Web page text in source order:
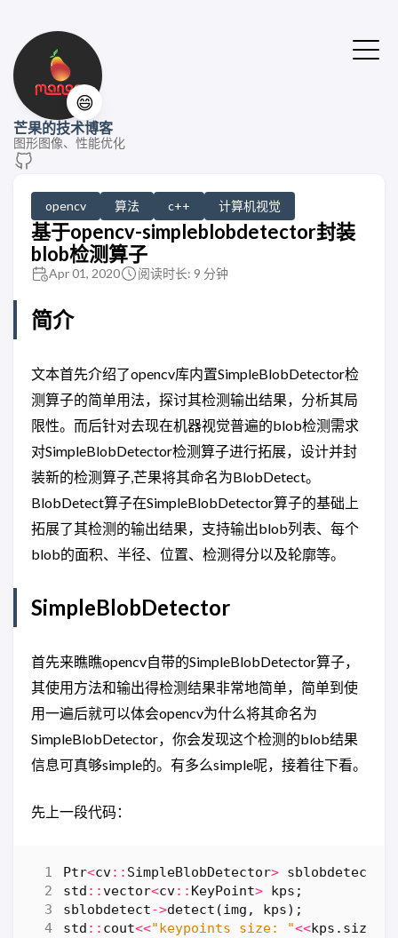
😄
芒果的技术博客
图形图像、性能优化
opencv 算法 c++ 计算机视觉
基于opencv-simpleblobdetector封装
blob检测算子
Apr 01, 2020 阅读时长: 9 分钟
简介
文本首先介绍了opencv库内置SimpleBlobDetector检
测算子的简单用法，探讨其检测输出结果，分析其局
限性。而后针对去现在机器视觉普遍的blob检测需求
对SimpleBlobDetector检测算子进行拓展，设计并封
装新的检测算子,芒果将其命名为BlobDetect。
BlobDetect算子在SimpleBlobDetector算子的基础上
拓展了其检测的输出结果，支持输出blob列表、每个
blob的面积、半径、位置、检测得分以及轮廓等。
SimpleBlobDetector
首先来瞧瞧opencv自带的SimpleBlobDetector算子，
其使用方法和输出得检测结果非常地简单，简单到使
用一遍后就可以体会opencv为什么将其命名为
SimpleBlobDetector，你会发现这个检测的blob结果
信息可真够simple的。有多么simple呢，接着往下看。
先上一段代码：
Ptr<cv:: SimpleBlobDetector> sblobdetect
std ::vector<cv:: KeyPoint> kps ;
sblobdetect->detect (img , kps);
std :: cout<<"keypoints size: "<<kps . size